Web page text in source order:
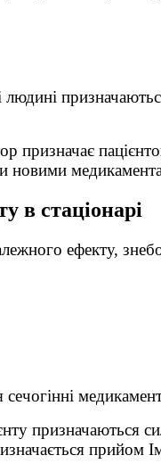
людині
призначає
новими
в стаціонарі
ефекту,
призначаються
прийом